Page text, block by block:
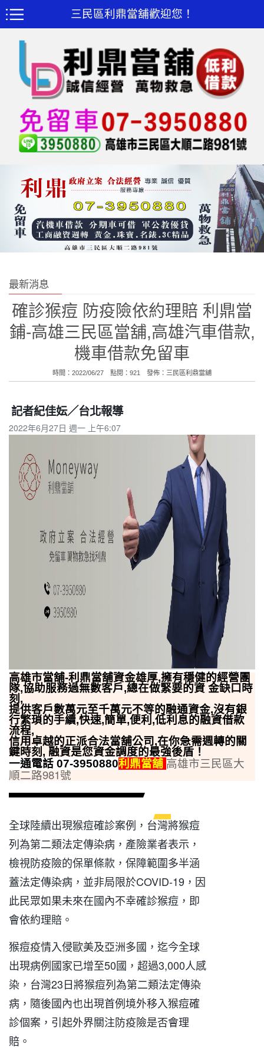
三民區利鼎當舖歡迎您！
最新消息
確診猴痘 防疫險依約理賠 利鼎當
鋪-高雄三民區當舖,高雄汽車借款,
機車借款免留車
時間：2022/06/27 點閱：921 發佈： 三民區利鼎當舖
記者紀佳妘／台北報導
2022年6月27日 週一 上午6:07
高雄市當舖-利鼎當舖資金雄厚,擁有穩健的經營團
隊,協助服務過無數客戶,總在做緊要的資 金缺口時
刻 ,
提供客戶數萬元至千萬元不等的融通資金,沒有銀
行繁瑣的手續,快速,簡單,便利 ,低利息的融資借款
流程,
信用卓越的正派合法當舖公司,在你急需週轉的關
鍵時刻 , 融資是您資金調度的最強後盾！
一通電話 07-3950880利鼎當舖 高雄市三民區大
順二路981號
全球陸續出現猴痘確診案例，台灣將猴痘
列為第二類法定傳染病，產險業者表示，
檢視防疫險的保單條款，保障範圍多半涵
蓋法定傳染病，並非局限於COVID-19，因
此民眾如果未來在國內不幸確診猴痘，即
會依約理賠。
猴痘疫情入侵歐美及亞洲多國，迄今全球
出現病例國家已增至50國，超過3,000人感
染，台灣23日將猴痘列為第二類法定傳染
病，隨後國內也出現首例境外移入猴痘確
診個案，引起外界關注防疫險是否會理
賠。